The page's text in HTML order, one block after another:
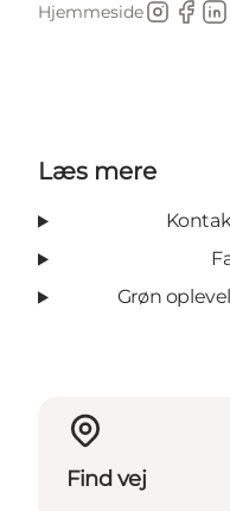
Hjemmeside
Instagram
Læs mere
Grøn
Find vej